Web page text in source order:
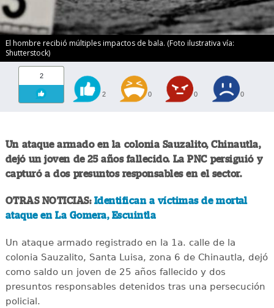
El hombre recibió múltiples impactos de bala. (Foto ilustrativa vía:
Shutterstock)
2
2 0 0 0
Un ataque armado en la colonia Sauzalito, Chinautla,
dejó un joven de 25 años fallecido. La PNC persiguió y
capturó a dos presuntos responsables en el sector.
OTRAS NOTICIAS:Identifican a víctimas de mortal
ataque en La Gomera, Escuintla
Un ataque armado registrado en la 1a. calle de la
colonia Sauzalito, Santa Luisa, zona 6 de Chinautla, dejó
como saldo un joven de 25 años fallecido y dos
presuntos responsables detenidos tras una persecución
policial.